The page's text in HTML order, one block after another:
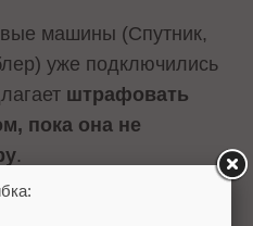
машины (Спутник,
уже подключились
штрафовать
пока она не
.
несоблюдения